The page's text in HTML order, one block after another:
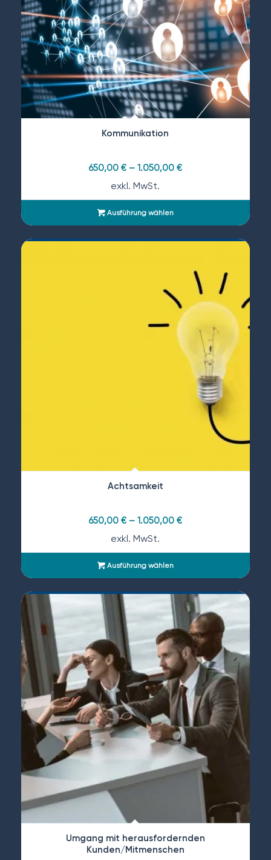
Kommunikation
650,00 €– 1.050,00 €
exkl. MwSt.
Ausführung wählen
Achtsamkeit
650,00 €– 1.050,00 €
exkl. MwSt.
Ausführung wählen
Umgang mit herausfordernden
Kunden/Mitmenschen